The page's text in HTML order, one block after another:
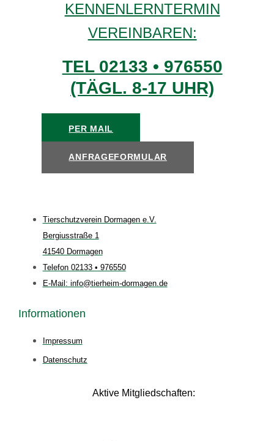
KENNENLERNTERMIN
VEREINBAREN:
TEL 02133 • 976550
(TÄGL. 8-17 UHR)
PER MAIL
ANFRAGEFORMULAR
Tierschutzverein Dormagen e.V.
Bergiusstraße 1
41540 Dormagen
Telefon 02133 • 976550
E-Mail: info@tierheim-dormagen.de
Informationen
Impressum
Datenschutz
Aktive Mitgliedschaften: